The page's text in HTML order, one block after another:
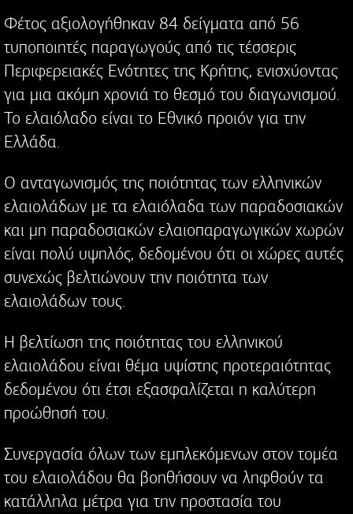
Φέτος αξιολογήθηκαν 84 δείγματα από 56
τυποποιητές παραγωγούς από τις τέσσερις
Περιφερειακές Ενότητες της Κρήτης, ενισχύοντας
για μια ακόμη χρονιά το θεσμό του διαγωνισμού.
Το ελαιόλαδο είναι το Εθνικό προιόν για την
Ελλάδα.
Ο ανταγωνισμός της ποιότητας των ελληνικών
ελαιολάδων με τα ελαιόλαδα των παραδοσιακών
και μη παραδοσιακών ελαιοπαραγωγικών χωρών
είναι πολύ υψηλός, δεδομένου ότι οι χώρες αυτές
συνεχώς βελτιώνουν την ποιότητα των
ελαιολάδων τους.
Η βελτίωση της ποιότητας του ελληνικού
ελαιολάδου είναι θέμα υψίστης προτεραιότητας
δεδομένου ότι έτσι εξασφαλίζεται η καλύτερη
προώθησή του.
Συνεργασία όλων των εμπλεκόμενων στον τομέα
του ελαιολάδου θα βοηθήσουν να ληφθούν τα
κατάλληλα μέτρα για την προστασία του